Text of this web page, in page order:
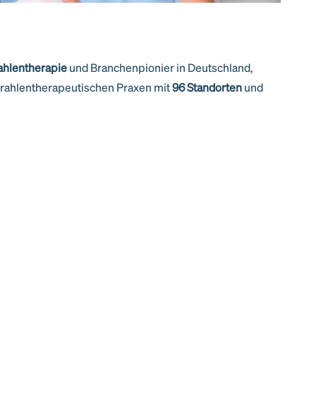
und Branchenpionier in Deutschland,
Praxen mit96 Standortenund